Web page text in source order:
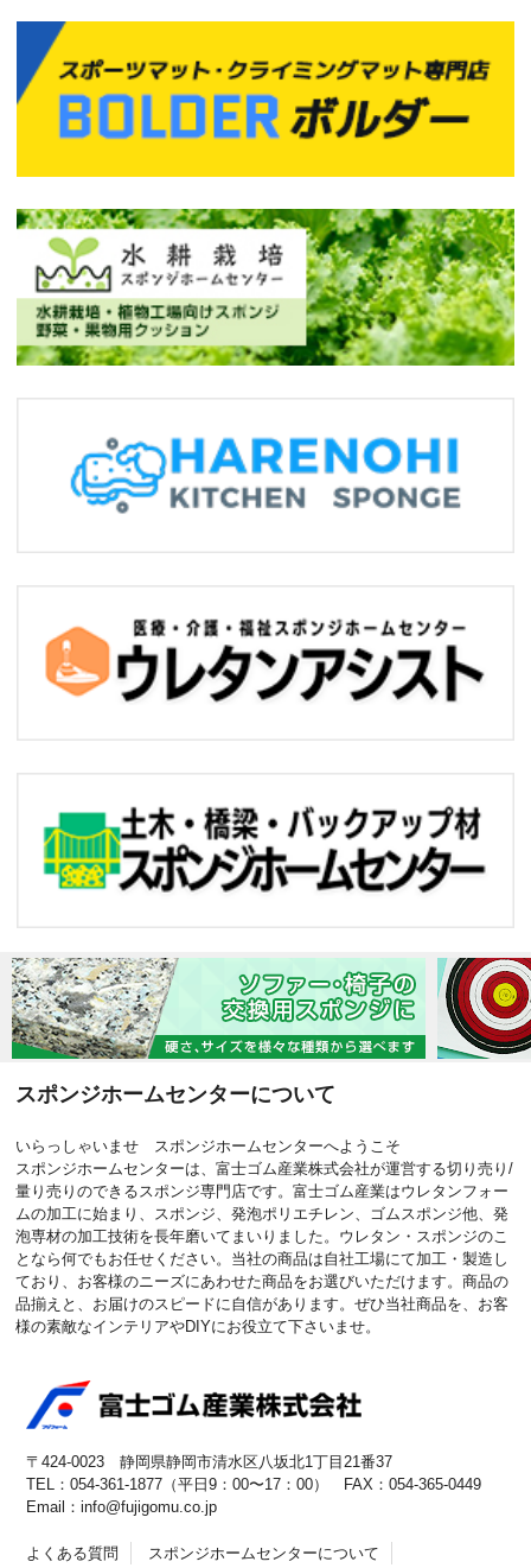
スポンジホームセンターについて
いらっしゃいませ スポンジホームセンターへようこそ
スポンジホームセンターは、富士ゴム産業株式会社が運営する切り売り/
量り売りのできるスポンジ専門店です。富士ゴム産業はウレタンフォー
ムの加工に始まり、スポンジ、発泡ポリエチレン、ゴムスポンジ他、発
泡専材の加工技術を長年磨いてまいりました。ウレタン・スポンジのこ
となら何でもお任せください。当社の商品は自社工場にて加工・製造し
ており、お客様のニーズにあわせた商品をお選びいただけます。商品の
品揃えと、お届けのスピードに自信があります。ぜひ当社商品を、お客
様の素敵なインテリアやDIYにお役立て下さいませ。
〒424-0023 静岡県静岡市清水区八坂北1丁目21番37
TEL：054-361-1877（平日9：00〜17：00） FAX：054-365-0449
Email：info@fujigomu.co.jp
よくある質問 スポンジホームセンターについて